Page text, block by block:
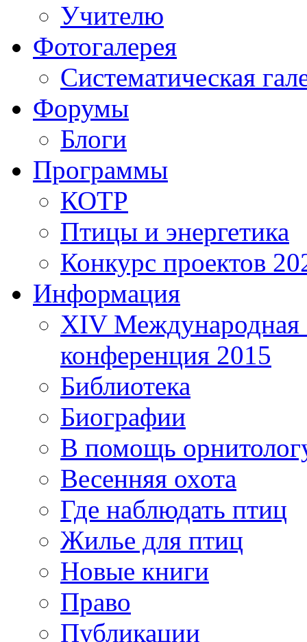
Учителю
Фотогалерея
Систематическая
Форумы
Блоги
Программы
КОТР
Птицы и энергетика
Конкурс проектов
Информация
XIV Международная
конференция 2015
Библиотека
Биографии
В помощь
Весенняя охота
Где наблюдать птиц
Жилье для птиц
Новые книги
Право
Публикации